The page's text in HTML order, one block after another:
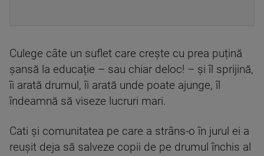
Culege câte un suflet care crește cu prea puțină
șansă la educație – sau chiar deloc! – și îl sprijină,
îi arată drumul, îi arată unde poate ajunge, îl
îndeamnă să viseze lucruri mari.
Cati și comunitatea pe care a strâns-o în jurul ei a
reușit deja să salveze copii de pe drumul închis al